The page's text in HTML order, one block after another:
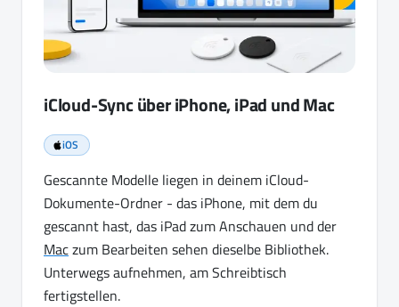
iCloud-Sync über iPhone, iPad und Mac
iOS
Gescannte Modelle liegen in deinem iCloud-
Dokumente-Ordner - das iPhone, mit dem du
gescannt hast, das iPad zum Anschauen und der
Maczum Bearbeiten sehen dieselbe Bibliothek.
Unterwegs aufnehmen, am Schreibtisch
fertigstellen.